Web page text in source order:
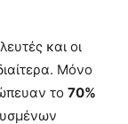
και οι
Μόνο
το 70%